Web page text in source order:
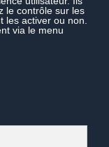
pour
infrastructures et
Un mandat de
janvier à Lausanne.